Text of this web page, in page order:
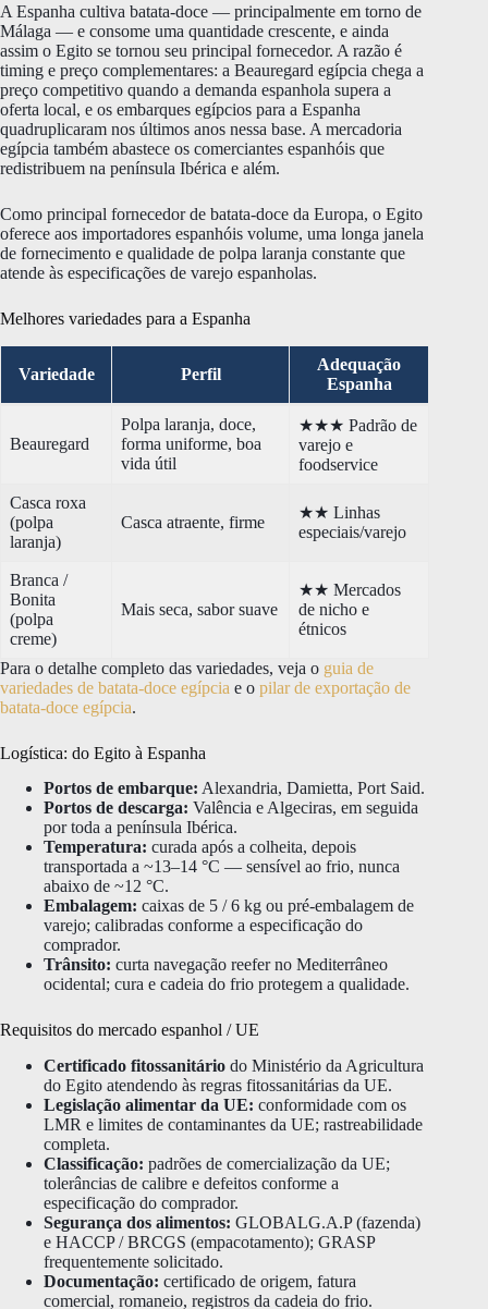
A Espanha cultiva batata-doce — principalmente em torno de
Málaga — e consome uma quantidade crescente, e ainda
assim o Egito se tornou seu principal fornecedor. A razão é
timing e preço complementares: a Beauregard egípcia chega a
preço competitivo quando a demanda espanhola supera a
oferta local, e os embarques egípcios para a Espanha
quadruplicaram nos últimos anos nessa base. A mercadoria
egípcia também abastece os comerciantes espanhóis que
redistribuem na península Ibérica e além.
Como principal fornecedor de batata-doce da Europa, o Egito
oferece aos importadores espanhóis volume, uma longa janela
de fornecimento e qualidade de polpa laranja constante que
atende às especificações de varejo espanholas.
Melhores variedades para a Espanha
Variedade Perfil
Adequação
Espanha
Beauregard
Polpa laranja, doce,
forma uniforme, boa
vida útil
★★★ Padrão de
varejo e
foodservice
Casca roxa
(polpa
laranja)
Casca atraente, firme
★★ Linhas
especiais/varejo
Branca /
Bonita
(polpa
creme)
Mais seca, sabor suave
★★ Mercados
de nicho e
étnicos
Para o detalhe completo das variedades, veja o guia de
variedades de batata-doce egípcia e o pilar de exportação de
batata-doce egípcia.
Logística: do Egito à Espanha
Portos de embarque: Alexandria, Damietta, Port Said.
Portos de descarga: Valência e Algeciras, em seguida
por toda a península Ibérica.
Temperatura: curada após a colheita, depois
transportada a ~13–14 °C — sensível ao frio, nunca
abaixo de ~12 °C.
Embalagem: caixas de 5 / 6 kg ou pré-embalagem de
varejo; calibradas conforme a especificação do
comprador.
Trânsito: curta navegação reefer no Mediterrâneo
ocidental; cura e cadeia do frio protegem a qualidade.
Requisitos do mercado espanhol / UE
Certificado fitossanitário do Ministério da Agricultura
do Egito atendendo às regras fitossanitárias da UE.
Legislação alimentar da UE: conformidade com os
LMR e limites de contaminantes da UE; rastreabilidade
completa.
Classificação: padrões de comercialização da UE;
tolerâncias de calibre e defeitos conforme a
especificação do comprador.
Segurança dos alimentos: GLOBALG.A.P (fazenda)
e HACCP / BRCGS (empacotamento); GRASP
frequentemente solicitado.
Documentação: certificado de origem, fatura
comercial, romaneio, registros da cadeia do frio.